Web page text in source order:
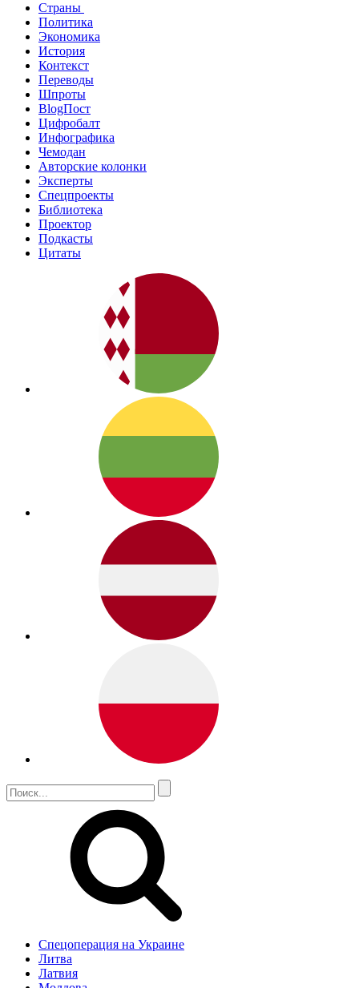
Страны
Политика
Экономика
История
Контекст
Переводы
Шпроты
BlogПост
Цифробалт
Инфографика
Чемодан
Авторские колонки
Эксперты
Спецпроекты
Библиотека
Проектор
Подкасты
Цитаты
Спецоперация на Украине
Литва
Латвия